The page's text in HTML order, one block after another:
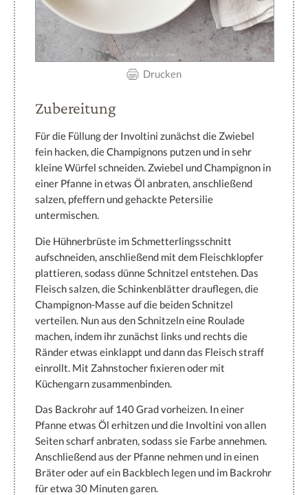
Drucken
Zubereitung
Für die Füllung der Involtini zunächst die Zwiebel
fein hacken, die Champignons putzen und in sehr
kleine Würfel schneiden. Zwiebel und Champignon in
einer Pfanne in etwas Öl anbraten, anschließend
salzen, pfeffern und gehackte Petersilie
untermischen.
Die Hühnerbrüste im Schmetterlingsschnitt
aufschneiden, anschließend mit dem Fleischklopfer
plattieren, sodass dünne Schnitzel entstehen. Das
Fleisch salzen, die Schinkenblätter drauflegen, die
Champignon-Masse auf die beiden Schnitzel
verteilen. Nun aus den Schnitzeln eine Roulade
machen, indem ihr zunächst links und rechts die
Ränder etwas einklappt und dann das Fleisch straff
einrollt. Mit Zahnstocher fixieren oder mit
Küchengarn zusammenbinden.
Das Backrohr auf 140 Grad vorheizen. In einer
Pfanne etwas Öl erhitzen und die Involtini von allen
Seiten scharf anbraten, sodass sie Farbe annehmen.
Anschließend aus der Pfanne nehmen und in einen
Bräter oder auf ein Backblech legen und im Backrohr
für etwa 30 Minuten garen.